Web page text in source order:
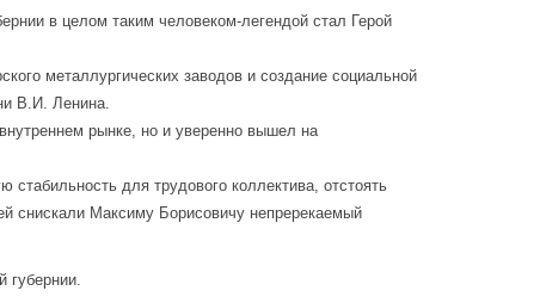
в целом таким человеком-легендой стал Герой
металлургических заводов и создание социальной
В.И. Ленина.
рынке, но и уверенно вышел на
для трудового коллектива, отстоять
снискали Максиму Борисовичу непререкаемый
губернии.